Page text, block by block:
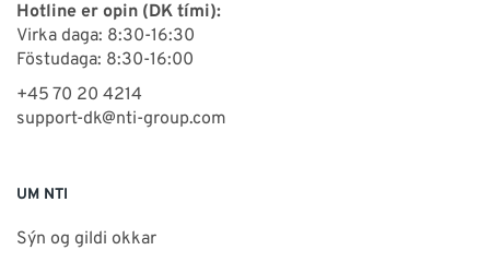
Hotline er opin (DK tími):
Virka daga: 8:30-16:30
Föstudaga: 8:30-16:00
+45 70 20 4214
support-dk@nti-group.com
UM NTI
Sýn og gildi okkar